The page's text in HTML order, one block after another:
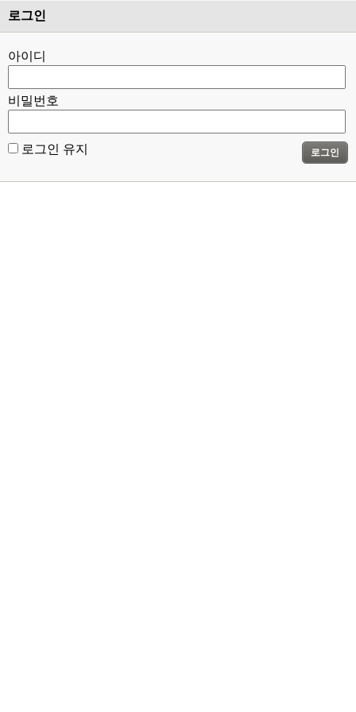
로그인
아이디
비밀번호
로그인 유지 로그인